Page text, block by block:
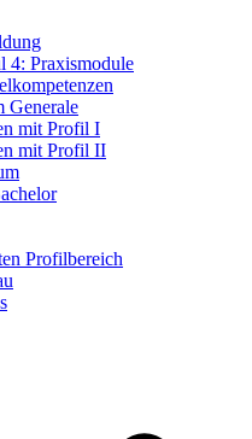
Praxismodule
Generale
mit Profil I
mit Profil II
Profilbereich